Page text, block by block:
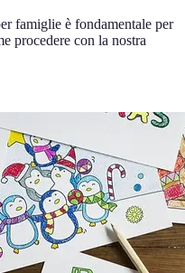
famiglie è fondamentale per
procedere con la nostra